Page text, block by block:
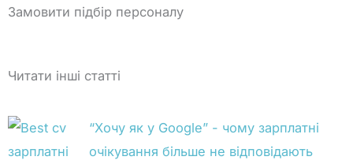
Замовити підбір персоналу
Читати інші статті
“Хочу як у Google” - чому зарплатні
очікування більше не відповідають